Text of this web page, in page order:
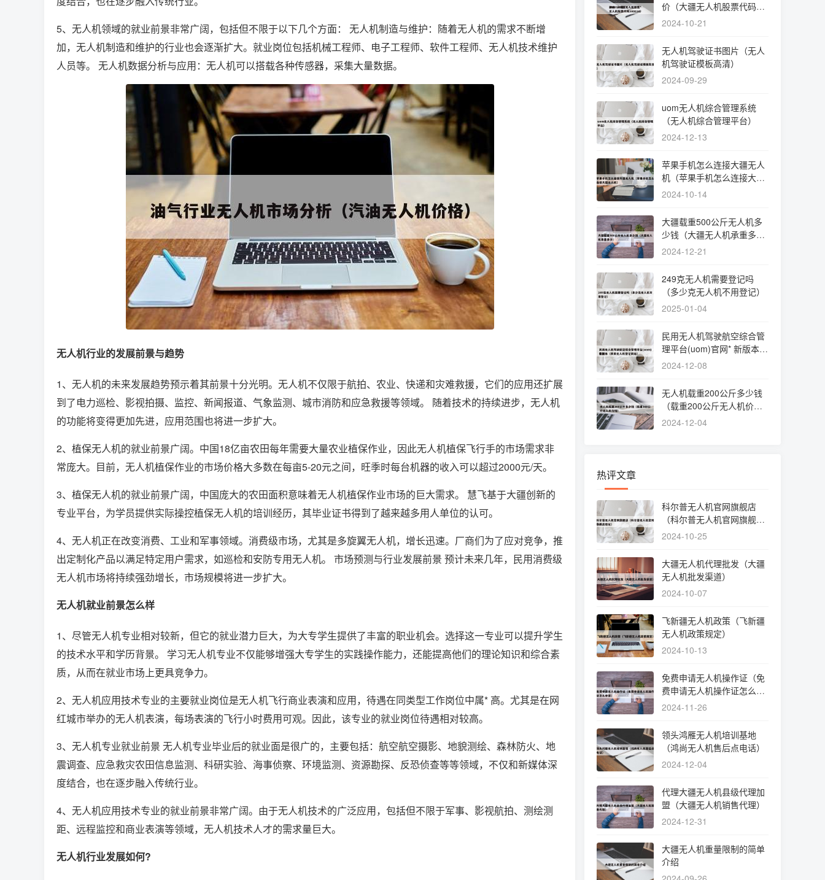
5、无人机领域的就业前景非常广阔，包括但不限于以下几个方面： 无人机制造与维护：随着无人机的需求不断增
加，无人机制造和维护的行业也会逐渐扩大。就业岗位包括机械工程师、电子工程师、软件工程师、无人机技术维护
人员等。 无人机数据分析与应用：无人机可以搭载各种传感器，采集大量数据。
无人机行业的发展前景与趋势
1、无人机的未来发展趋势预示着其前景十分光明。无人机不仅限于航拍、农业、快递和灾难救援，它们的应用还扩展
到了电力巡检、影视拍摄、监控、新闻报道、气象监测、城市消防和应急救援等领域。 随着技术的持续进步，无人机
的功能将变得更加先进，应用范围也将进一步扩大。
2、植保无人机的就业前景广阔。中国18亿亩农田每年需要大量农业植保作业，因此无人机植保飞行手的市场需求非
常庞大。目前，无人机植保作业的市场价格大多数在每亩5-20元之间，旺季时每台机器的收入可以超过2000元/天。
3、植保无人机的就业前景广阔，中国庞大的农田面积意味着无人机植保作业市场的巨大需求。 慧飞基于大疆创新的
专业平台，为学员提供实际操控植保无人机的培训经历，其毕业证书得到了越来越多用人单位的认可。
4、无人机正在改变消费、工业和军事领域。消费级市场，尤其是多旋翼无人机，增长迅速。厂商们为了应对竞争，推
出定制化产品以满足特定用户需求，如巡检和安防专用无人机。 市场预测与行业发展前景 预计未来几年，民用消费级
无人机市场将持续强劲增长，市场规模将进一步扩大。
无人机就业前景怎么样
1、尽管无人机专业相对较新，但它的就业潜力巨大，为大专学生提供了丰富的职业机会。选择这一专业可以提升学生
的技术水平和学历背景。 学习无人机专业不仅能够增强大专学生的实践操作能力，还能提高他们的理论知识和综合素
质，从而在就业市场上更具竞争力。
2、无人机应用技术专业的主要就业岗位是无人机飞行商业表演和应用，待遇在同类型工作岗位中属* 高。尤其是在网
红城市举办的无人机表演，每场表演的飞行小时费用可观。因此，该专业的就业岗位待遇相对较高。
3、无人机专业就业前景 无人机专业毕业后的就业面是很广的，主要包括：航空航空摄影、地貌测绘、森林防火、地
震调查、应急救灾农田信息监测、科研实验、海事侦察、环境监测、资源勘探、反恐侦查等等领域，不仅和新媒体深
度结合，也在逐步融入传统行业。
4、无人机应用技术专业的就业前景非常广阔。由于无人机技术的广泛应用，包括但不限于军事、影视航拍、测绘测
距、远程监控和商业表演等领域，无人机技术人才的需求量巨大。
无人机行业发展如何?
价（大疆无人机股票代码30
0034）
2024-10-21
无人机驾驶证书图片（无人
机驾驶证模板高清）
2024-09-29
uom无人机综合管理系统
（无人机综合管理平台）
2024-12-13
苹果手机怎么连接大疆无人
机（苹果手机怎么连接大疆
无人机）
2024-10-14
大疆载重500公斤无人机多
少钱（大疆无人机承重多
少）
2024-12-21
249克无人机需要登记吗
（多少克无人机不用登记）
2025-01-04
民用无人机驾驶航空综合管
理平台(uom)官网* 新版本
（民用无人机登记网站）
2024-12-08
无人机载重200公斤多少钱
（载重200公斤无人机价
格）
2024-12-04
热评文章
科尔普无人机官网旗舰店
（科尔普无人机官网旗舰店
地址）
2024-10-25
大疆无人机代理批发（大疆
无人机批发渠道）
2024-10-07
飞新疆无人机政策（飞新疆
无人机政策规定）
2024-10-13
免费申请无人机操作证（免
费申请无人机操作证怎么申
请）
2024-11-26
领头鸿雁无人机培训基地
（鸿尚无人机售后点电话）
2024-12-04
代理大疆无人机县级代理加
盟（大疆无人机销售代理）
2024-12-31
大疆无人机重量限制的简单
介绍